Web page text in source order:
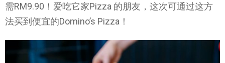
需RM9.90！爱吃它家Pizza 的朋友，这次可通过这方
法买到便宜的Domino’s Pizza！